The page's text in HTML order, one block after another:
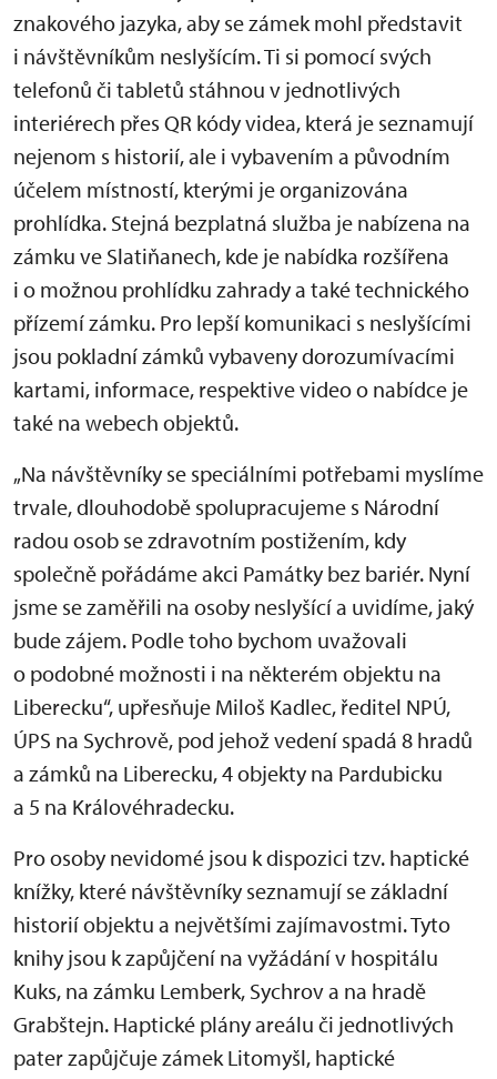
znakového jazyka, aby se zámek mohl představit
i návštěvníkům neslyšícím. Ti si pomocí svých
telefonů či tabletů stáhnou v jednotlivých
interiérech přes QR kódy videa, která je seznamují
nejenom s historií, ale i vybavením a původním
účelem místností, kterými je organizována
prohlídka. Stejná bezplatná služba je nabízena na
zámku ve Slatiňanech, kde je nabídka rozšířena
i o možnou prohlídku zahrady a také technického
přízemí zámku. Pro lepší komunikaci s neslyšícími
jsou pokladní zámků vybaveny dorozumívacími
kartami, informace, respektive video o nabídce je
také na webech objektů.
„Na návštěvníky se speciálními potřebami myslíme
trvale, dlouhodobě spolupracujeme s Národní
radou osob se zdravotním postižením, kdy
společně pořádáme akci Památky bez bariér. Nyní
jsme se zaměřili na osoby neslyšící a uvidíme, jaký
bude zájem. Podle toho bychom uvažovali
o podobné možnosti i na některém objektu na
Liberecku“, upřesňuje Miloš Kadlec, ředitel NPÚ,
ÚPS na Sychrově, pod jehož vedení spadá 8 hradů
a zámků na Liberecku, 4 objekty na Pardubicku
a 5 na Královéhradecku.
Pro osoby nevidomé jsou k dispozici tzv. haptické
knížky, které návštěvníky seznamují se základní
historií objektu a největšími zajímavostmi. Tyto
knihy jsou k zapůjčení na vyžádání v hospitálu
Kuks, na zámku Lemberk, Sychrov a na hradě
Grabštejn. Haptické plány areálu či jednotlivých
pater zapůjčuje zámek Litomyšl, haptické